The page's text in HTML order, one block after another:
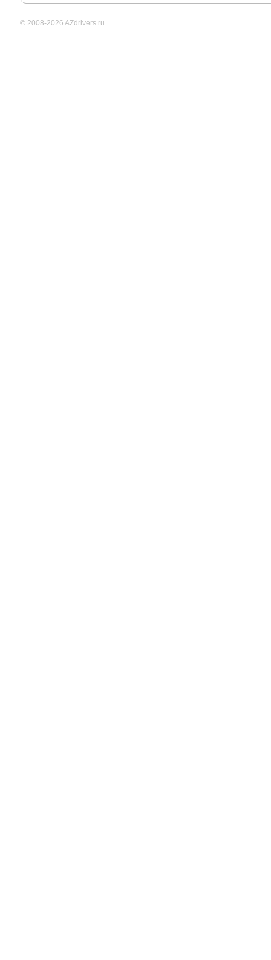
© 2008-2026 AZdrivers.ru